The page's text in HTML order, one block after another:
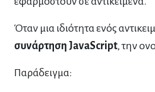
Όταν μια ιδιότητα ενός
συνάρτηση JavaScript, την
Παράδειγμα: